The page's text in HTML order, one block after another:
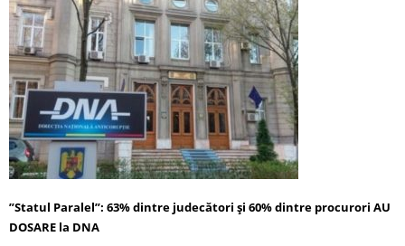
”Statul Paralel”: 63% dintre judecători și 60% dintre procurori AU
DOSARE la DNA